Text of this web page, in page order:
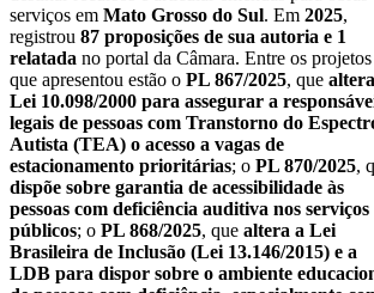
serviços em Mato Grosso do Sul. Em 2025,
registrou 87 proposições de sua autoria e 1
relatada no portal da Câmara. Entre os projetos
que apresentou estão o PL 867/2025, que
Lei 10.098/2000 para assegurar a
legais de pessoas com Transtorno do
Autista (TEA) o acesso a vagas de
estacionamento prioritárias; o PL 870/2025,
dispõe sobre garantia de acessibilidade às
pessoas com deficiência auditiva nos serviços
públicos; o PL 868/2025, que altera a Lei
Brasileira de Inclusão (Lei 13.146/2015) e a
LDB para dispor sobre o ambiente